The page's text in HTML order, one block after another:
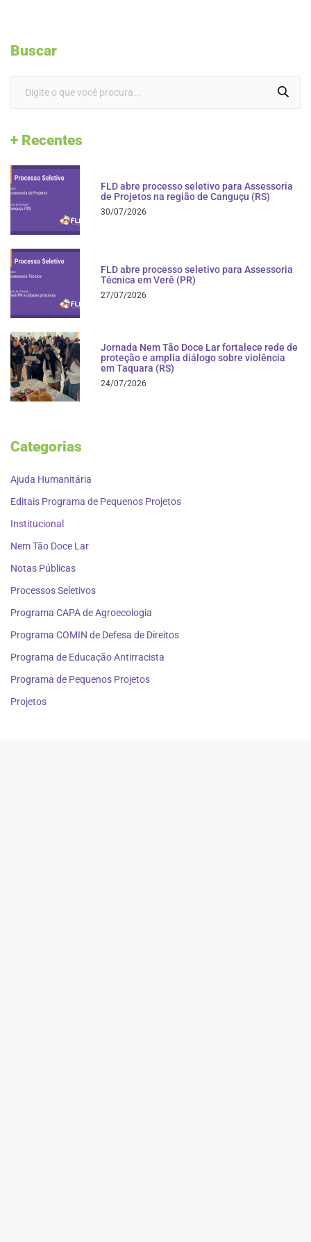
Buscar
+ Recentes
FLD abre processo seletivo para Assessoria
de Projetos na região de Canguçu (RS)
30/07/2026
FLD abre processo seletivo para Assessoria
Técnica em Verê (PR)
27/07/2026
Jornada Nem Tão Doce Lar fortalece rede de
proteção e amplia diálogo sobre violência
em Taquara (RS)
24/07/2026
Categorias
Ajuda Humanitária
Editais Programa de Pequenos Projetos
Institucional
Nem Tão Doce Lar
Notas Públicas
Processos Seletivos
Programa CAPA de Agroecologia
Programa COMIN de Defesa de Direitos
Programa de Educação Antirracista
Programa de Pequenos Projetos
Projetos